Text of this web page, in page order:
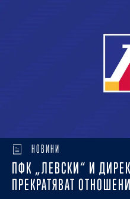
НОВИНИ
ПФК „ЛЕВСКИ“ И
ПРЕКРАТЯВАТ